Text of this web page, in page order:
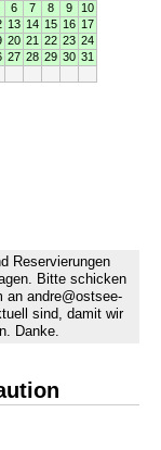
6 7 8 9
10
13 14 15 16 17
20 21 22 23 24
27 28 29 30 31
Reservierungen
Bitte schicken
an andre@ostsee-
sind, damit wir
Danke.